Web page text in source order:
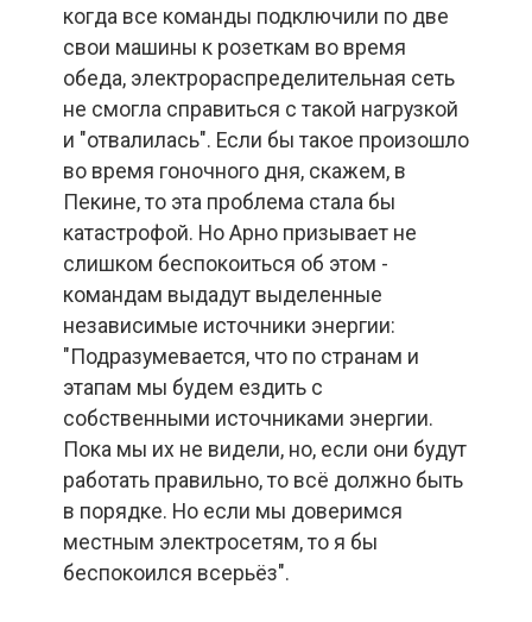
когда все команды подключили по две
свои машины к розеткам во время
обеда, электрораспределительная сеть
не смогла справиться с такой нагрузкой
и "отвалилась". Если бы такое произошло
во время гоночного дня, скажем, в
Пекине, то эта проблема стала бы
катастрофой. Но Арно призывает не
слишком беспокоиться об этом -
командам выдадут выделенные
независимые источники энергии:
"Подразумевается, что по странам и
этапам мы будем ездить с
собственными источниками энергии.
Пока мы их не видели, но, если они будут
работать правильно, то всё должно быть
в порядке. Но если мы доверимся
местным электросетям, то я бы
беспокоился всерьёз".